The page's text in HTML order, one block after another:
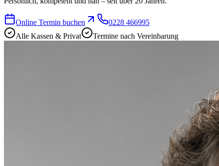
Online Termin buchen
0228 466995
Alle Kassen & Privat
Termine nach Vereinbarung